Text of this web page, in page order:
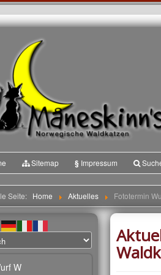
Sitemap § Impressum
Seite: Home Aktuelles Fototermin
W